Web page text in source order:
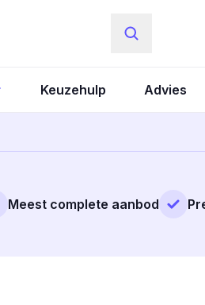
Keuzehulp Advies
Meest complete aanbod